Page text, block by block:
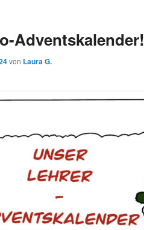
Adventskalender!
von Laura G.